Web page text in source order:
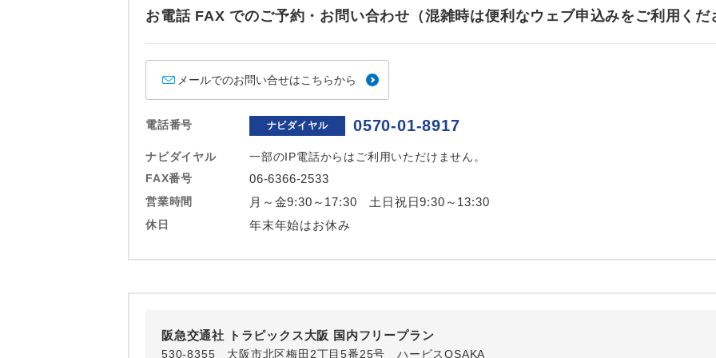
お電話 FAX でのご予約・お問い合わせ（混雑時は便利なウェブ申込みをご利用くだ
メールでのお問い合せはこちらから
電話番号 ナビダイヤル 0570-01-8917
ナビダイヤル
一部のIP電話からはご利用いただけません。
FAX番号
06-6366-2533
営業時間 月～金9:30～17:30 土日祝日9:30～13:30
休日 年末年始はお休み
阪急交通社 トラピックス大阪 国内フリープラン
530-8355 大阪市北区梅田2丁目5番25号 ハービスOSAKA
ホテル指定 ご紹介するホテルを指定したコースです。
おひとり様バス2席利用 おひとり様でバス席を2席利⽤できます。